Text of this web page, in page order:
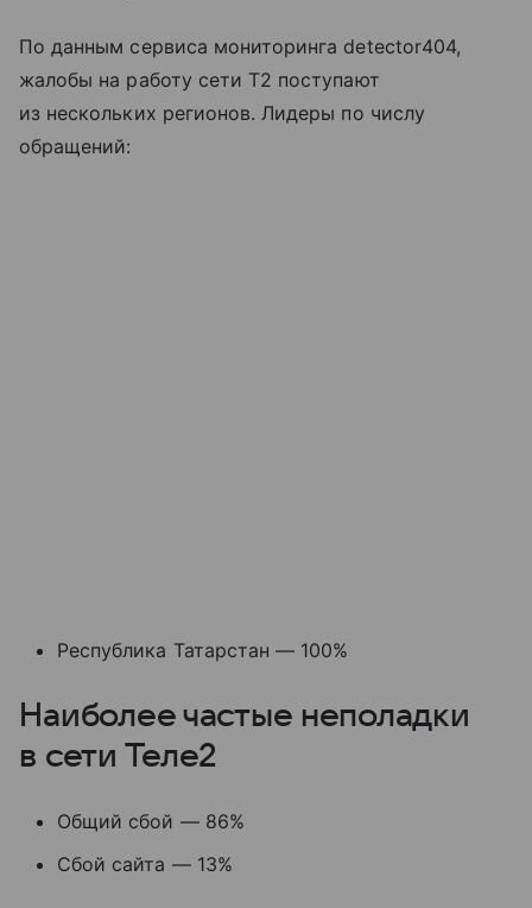
По данным сервиса мониторинга detector404,
жалобы на работу сети T2 поступают
из нескольких регионов. Лидеры по числу
обращений:
Республика Татарстан — 100%
Наиболее частые неполадки
в сети Теле2
Общий сбой — 86%
Сбой сайта — 13%